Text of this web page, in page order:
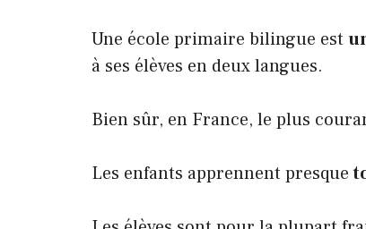
Une école primaire bilingue est
à ses élèves en deux langues.
Bien sûr, en France, le plus
Les enfants apprennent presque